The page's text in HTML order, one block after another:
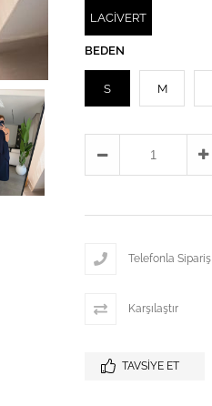
LACİVERT
BEDEN
S M
Telefonla Sipariş
Karşılaştır
TAVSIYE ET